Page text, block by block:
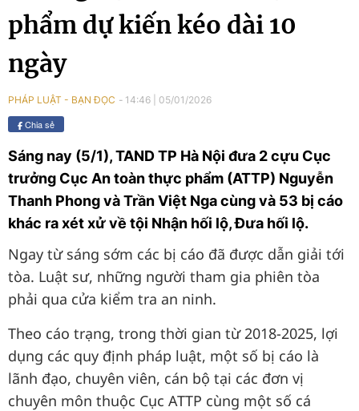
phẩm dự kiến kéo dài 10
ngày
PHÁP LUẬT - BẠN ĐỌC 14:46 05/01/2026
Chia sẻ
Sáng nay (5/1), TAND TP Hà Nội đưa 2 cựu Cục
trưởng Cục An toàn thực phẩm (ATTP) Nguyễn
Thanh Phong và Trần Việt Nga cùng và 53 bị cáo
khác ra xét xử về tội Nhận hối lộ, Đưa hối lộ.
Ngay từ sáng sớm các bị cáo đã được dẫn giải tới
tòa. Luật sư, những người tham gia phiên tòa
phải qua cửa kiểm tra an ninh.
Theo cáo trạng, trong thời gian từ 2018-2025, lợi
dụng các quy định pháp luật, một số bị cáo là
lãnh đạo, chuyên viên, cán bộ tại các đơn vị
chuyên môn thuộc Cục ATTP cùng một số cá